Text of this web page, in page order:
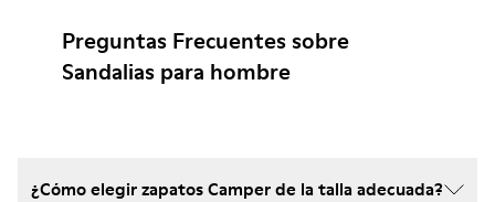
Preguntas Frecuentes sobre
Sandalias para hombre
¿Cómo elegir zapatos Camper de la talla adecuada?